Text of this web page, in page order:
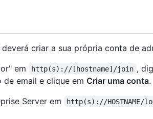
criar a sua própria conta de
em
http(s)://[hostname]/join ,
de email e clique em Criar uma conta.
Server em
http(s)://HOSTNAME/